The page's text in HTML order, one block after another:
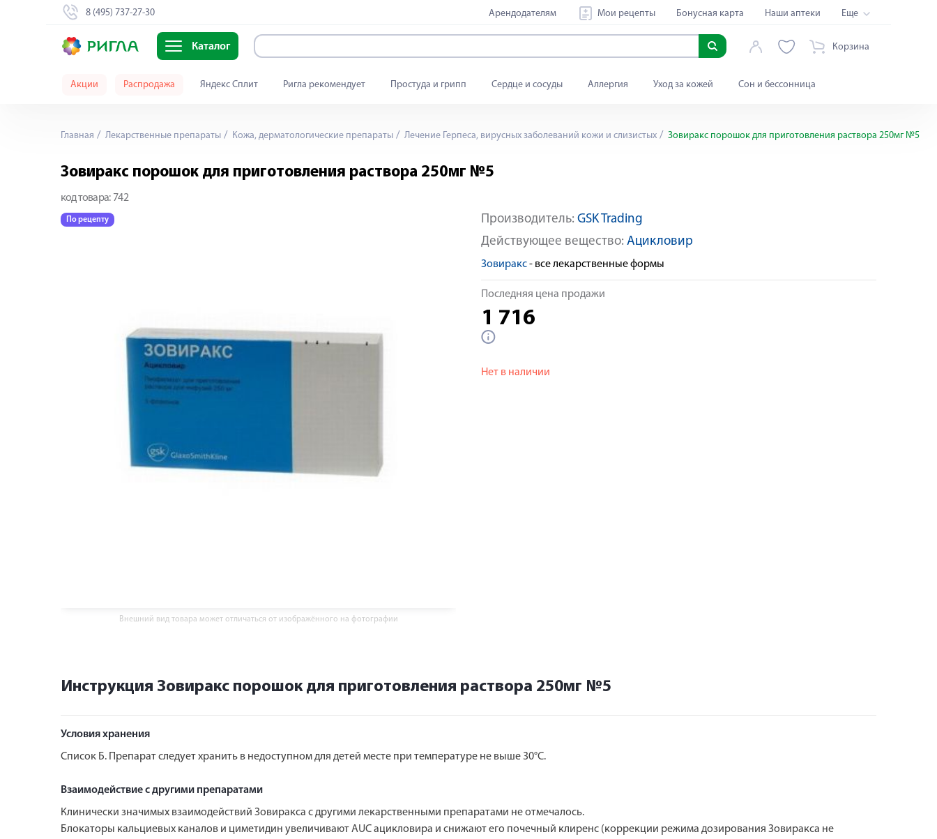
8 (495) 737-27-30 Арендодателям Мои рецепты Бонусная карта Наши аптеки Еще
Каталог Корзина
Акции Распродажа Яндекс Сплит Ригла рекомендует Простуда и грипп Сердце и сосуды Аллергия Уход за кожей Сон и бессонница
Главная Лекарственные препараты Кожа, дерматологические препараты Лечение Герпеса, вирусных заболеваний кожи и слизистых Зовиракс порошок для приготовления раствора 250мг №5
Зовиракс порошок для приготовления раствора 250мг №5
код товара: 742
По рецепту
Внешний вид товара может отличаться от изображённого на фотографии
Производитель: GSK Trading
Действующее вещество: Ацикловир
Зовиракс- все лекарственные формы
Последняя цена продажи
1 716
Нет в наличии
Инструкция Зовиракс порошок для приготовления раствора 250мг №5
Условия хранения
Список Б. Препарат следует хранить в недоступном для детей месте при температуре не выше 30°C.
Взаимодействие с другими препаратами
Клинически значимых взаимодействий Зовиракса с другими лекарственными препаратами не отмечалось.
Блокаторы кальциевых каналов и циметидин увеличивают AUC ацикловира и снижают его почечный клиренс (коррекции режима дозирования Зовиракса не